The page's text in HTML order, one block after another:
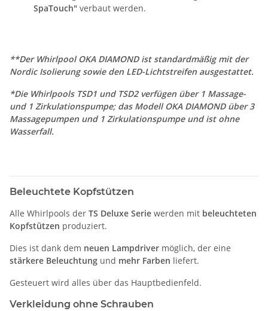
SpaTouch" verbaut werden.
**Der Whirlpool OKA DIAMOND ist standardmäßig mit der
Nordic Isolierung sowie den LED-Lichtstreifen ausgestattet.
*Die Whirlpools TSD1 und TSD2 verfügen über 1 Massage-
und 1 Zirkulationspumpe; das Modell OKA DIAMOND über 3
Massagepumpen und 1 Zirkulationspumpe und ist ohne
Wasserfall.
Beleuchtete Kopfstützen
Alle Whirlpools der TS Deluxe Serie werden mit beleuchteten
Kopfstützen produziert.
Dies ist dank dem neuen Lampdriver möglich, der eine
stärkere Beleuchtung und mehr Farben liefert.
Gesteuert wird alles über das Hauptbedienfeld.
Verkleidung ohne Schrauben